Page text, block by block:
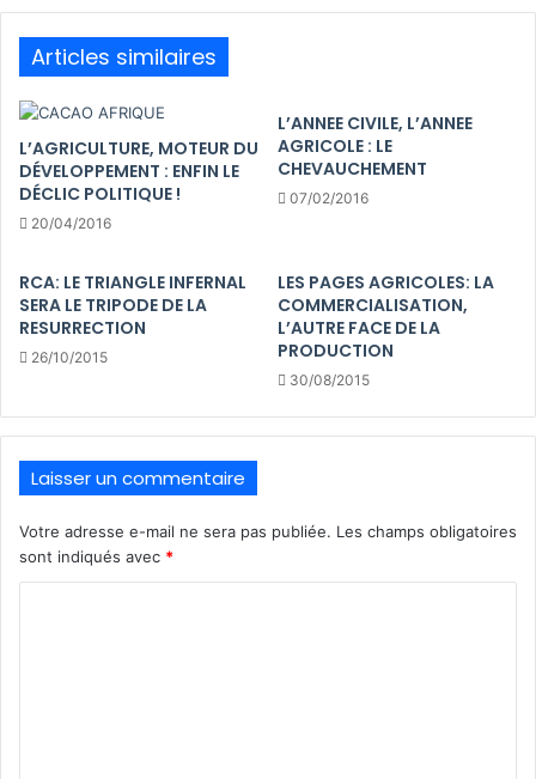
Articles similaires
L’AGRICULTURE, MOTEUR DU
DÉVELOPPEMENT : ENFIN LE
DÉCLIC POLITIQUE !
20/04/2016
L’ANNEE CIVILE, L’ANNEE
AGRICOLE : LE
CHEVAUCHEMENT
07/02/2016
RCA: LE TRIANGLE INFERNAL
SERA LE TRIPODE DE LA
RESURRECTION
26/10/2015
LES PAGES AGRICOLES: LA
COMMERCIALISATION,
L’AUTRE FACE DE LA
PRODUCTION
30/08/2015
Laisser un commentaire
Votre adresse e-mail ne sera pas publiée. Les champs obligatoires
sont indiqués avec *